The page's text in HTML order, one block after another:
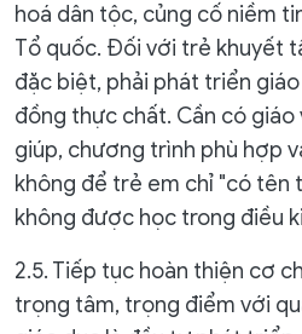
hoá dân tộc, củng cố niềm
Tổ quốc. Đối với trẻ khuyết
đặc biệt, phải phát triển
đồng thực chất. Cần có
giúp, chương trình phù hợp
không để trẻ em chỉ "có tên
không được học trong điều
2.5. Tiếp tục hoàn thiện cơ
trọng tâm, trọng điểm với